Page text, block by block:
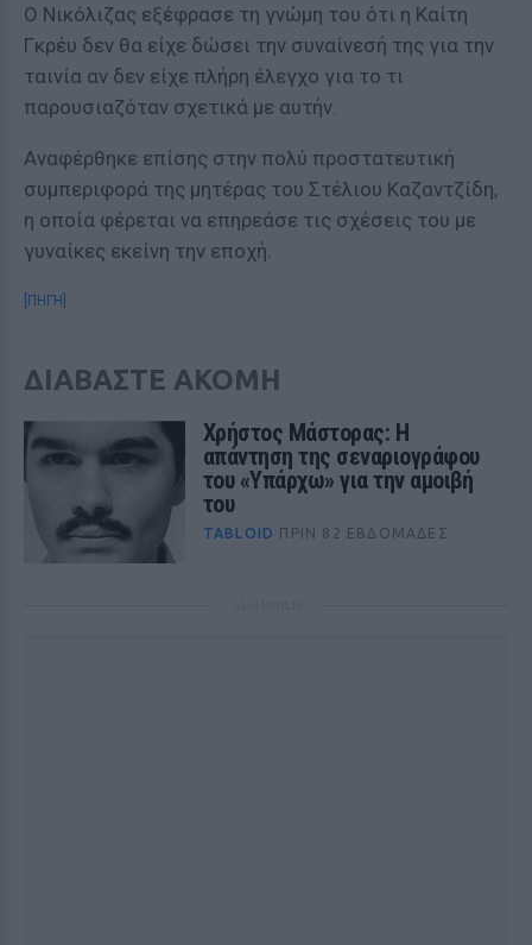
Ο Νικόλιζας εξέφρασε τη γνώμη του ότι η Καίτη
Γκρέυ δεν θα είχε δώσει την συναίνεσή της για την
ταινία αν δεν είχε πλήρη έλεγχο για το τι
παρουσιαζόταν σχετικά με αυτήν.
Αναφέρθηκε επίσης στην πολύ προστατευτική
συμπεριφορά της μητέρας του Στέλιου Καζαντζίδη,
η οποία φέρεται να επηρεάσε τις σχέσεις του με
γυναίκες εκείνη την εποχή.
[ΠΗΓΗ]
ΔΙΑΒΑΣΤΕ ΑΚΟΜΗ
Χρήστος Μάστορας: Η
απάντηση της σεναριογράφου
του «Υπάρχω» για την αμοιβή
του
TABLOID ΠΡΙΝ 82 ΕΒΔΟΜΆΔΕΣ